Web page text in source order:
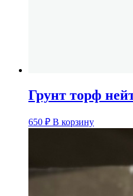
Грунт торф
650 ₽ В корзину